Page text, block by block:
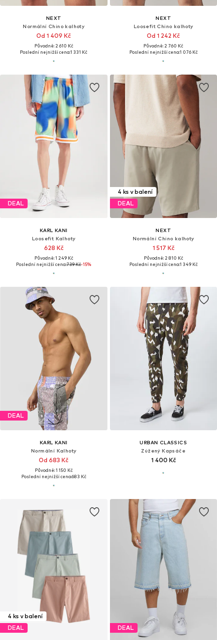
NEXT
Normální Chino kalhoty
Od 1 409 Kč
Původně: 2 610 Kč
Poslední nejnižší cena:1 331 Kč
NEXT
Loosefit Chino kalhoty
Od 1 242 Kč
Původně: 2 760 Kč
Poslední nejnižší cena:1 076 Kč
DEAL
KARL KANI
Loosefit Kalhoty
628 Kč
Původně: 1 249 Kč
Poslední nejnižší cena:739 Kč-15%
4 ks v balení
DEAL
NEXT
Normální Chino kalhoty
1 517 Kč
Původně: 2 810 Kč
Poslední nejnižší cena:1 349 Kč
DEAL
KARL KANI
Normální Kalhoty
Od 683 Kč
Původně: 1 150 Kč
Poslední nejnižší cena:683 Kč
URBAN CLASSICS
Zúžený Kapsáče
1 400 Kč
4 ks v balení
DEAL
DEAL